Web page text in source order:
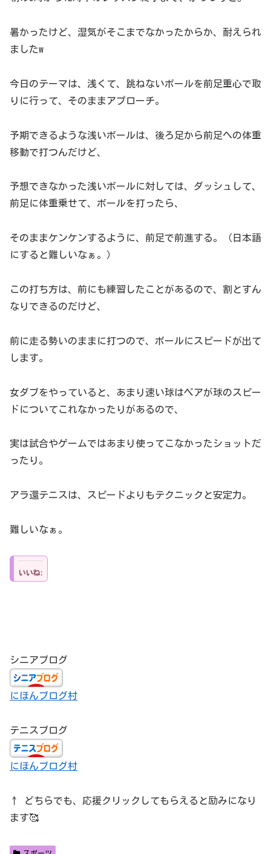
暑かったけど、湿気がそこまでなかったからか、耐えられ
ましたw
今日のテーマは、浅くて、跳ねないボールを前足重心で取
りに行って、そのままアプローチ。
予期できるような浅いボールは、後ろ足から前足への体重
移動で打つんだけど、
予想できなかった浅いボールに対しては、ダッシュして、
前足に体重乗せて、ボールを打ったら、
そのままケンケンするように、前足で前進する。（日本語
にすると難しいなぁ。）
この打ち方は、前にも練習したことがあるので、割とすん
なりできるのだけど、
前に走る勢いのままに打つので、ボールにスピードが出て
します。
女ダブをやっていると、あまり速い球はペアが球のスピー
ドについてこれなかったりがあるので、
実は試合やゲームではあまり使ってこなかったショットだ
ったり。
アラ還テニスは、スピードよりもテクニックと安定力。
難しいなぁ。
いいね:
シニアブログ
にほんブログ村
テニスブログ
にほんブログ村
↑ どちらでも、応援クリックしてもらえると励みになり
ます🥰